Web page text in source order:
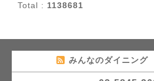
Total : 1138681
みんなのダイニン